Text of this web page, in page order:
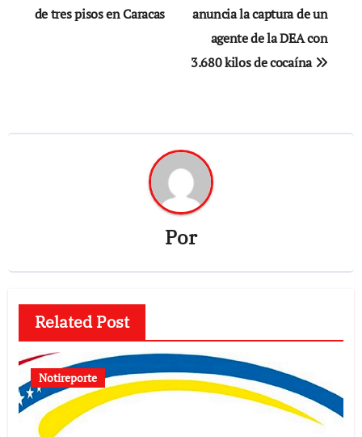
de
de tres pisos en Caracas
anuncia la captura de un
agente de la DEA con
3.680 kilos de cocaína
Por
Related Post
Notireporte